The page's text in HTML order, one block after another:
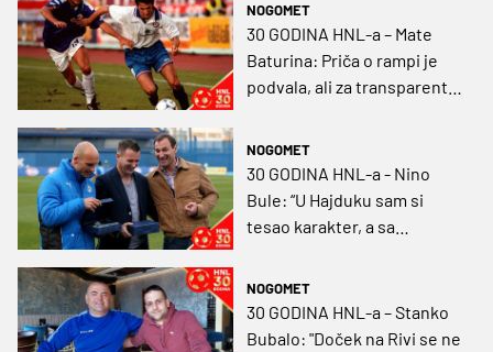
Kranjčara
NOGOMET
30 GODINA HNL-a – Mate
Baturina: Priča o rampi je
podvala, ali za transparent
NOGOMET
30 GODINA HNL-a - Nino
Bule: “U Hajduku sam si
tesao karakter, a sa
NOGOMET
30 GODINA HNL-a – Stanko
Bubalo: "Doček na Rivi se ne